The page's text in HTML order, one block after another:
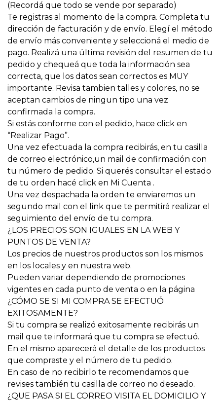
(Recordá que todo se vende por separado)
Te registras al momento de la compra. Completa tu
dirección de facturación y de envío. Elegí el método
de envío más conveniente y seleccioná el medio de
pago. Realizá una última revisión del resumen de tu
pedido y chequeá que toda la información sea
correcta, que los datos sean correctos es MUY
importante. Revisa tambien talles y colores, no se
aceptan cambios de ningun tipo una vez
confirmada la compra.
Si estás conforme con el pedido, hace click en
“Realizar Pago”.
Una vez efectuada la compra recibirás, en tu casilla
de correo electrónico,un mail de confirmación con
tu número de pedido. Si querés consultar el estado
de tu orden hacé click en Mi Cuenta .
Una vez despachada la orden te enviaremos un
segundo mail con el link que te permitirá realizar el
seguimiento del envío de tu compra.
¿LOS PRECIOS SON IGUALES EN LA WEB Y
PUNTOS DE VENTA?
Los precios de nuestros productos son los mismos
en los locales y en nuestra web.
Pueden variar dependiendo de promociones
vigentes en cada punto de venta o en la página
¿CÓMO SE SI MI COMPRA SE EFECTUÓ
EXITOSAMENTE?
Si tu compra se realizó exitosamente recibirás un
mail que te informará que tu compra se efectuó.
En el mismo aparecerá el detalle de los productos
que compraste y el número de tu pedido.
En caso de no recibirlo te recomendamos que
revises también tu casilla de correo no deseado.
¿QUE PASA SI EL CORREO VISITA EL DOMICILIO Y